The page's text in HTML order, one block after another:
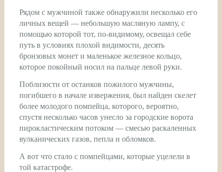
Рядом с мужчиной также обнаружили несколько его
личных вещей — небольшую масляную лампу, с
помощью которой тот, по-видимому, освещал себе
путь в условиях плохой видимости, десять
бронзовых монет и маленькое железное кольцо,
которое покойный носил на пальце левой руки.
Поблизости от останков пожилого мужчины,
погибшего в начале извержения, был найден скелет
более молодого помпейца, которого, вероятно,
спустя несколько часов унесло за городские ворота
пирокластическим потоком — смесью раскаленных
вулканических газов, пепла и обломков.
А вот что стало с помпейцами, которые уцелели в
той катастрофе.